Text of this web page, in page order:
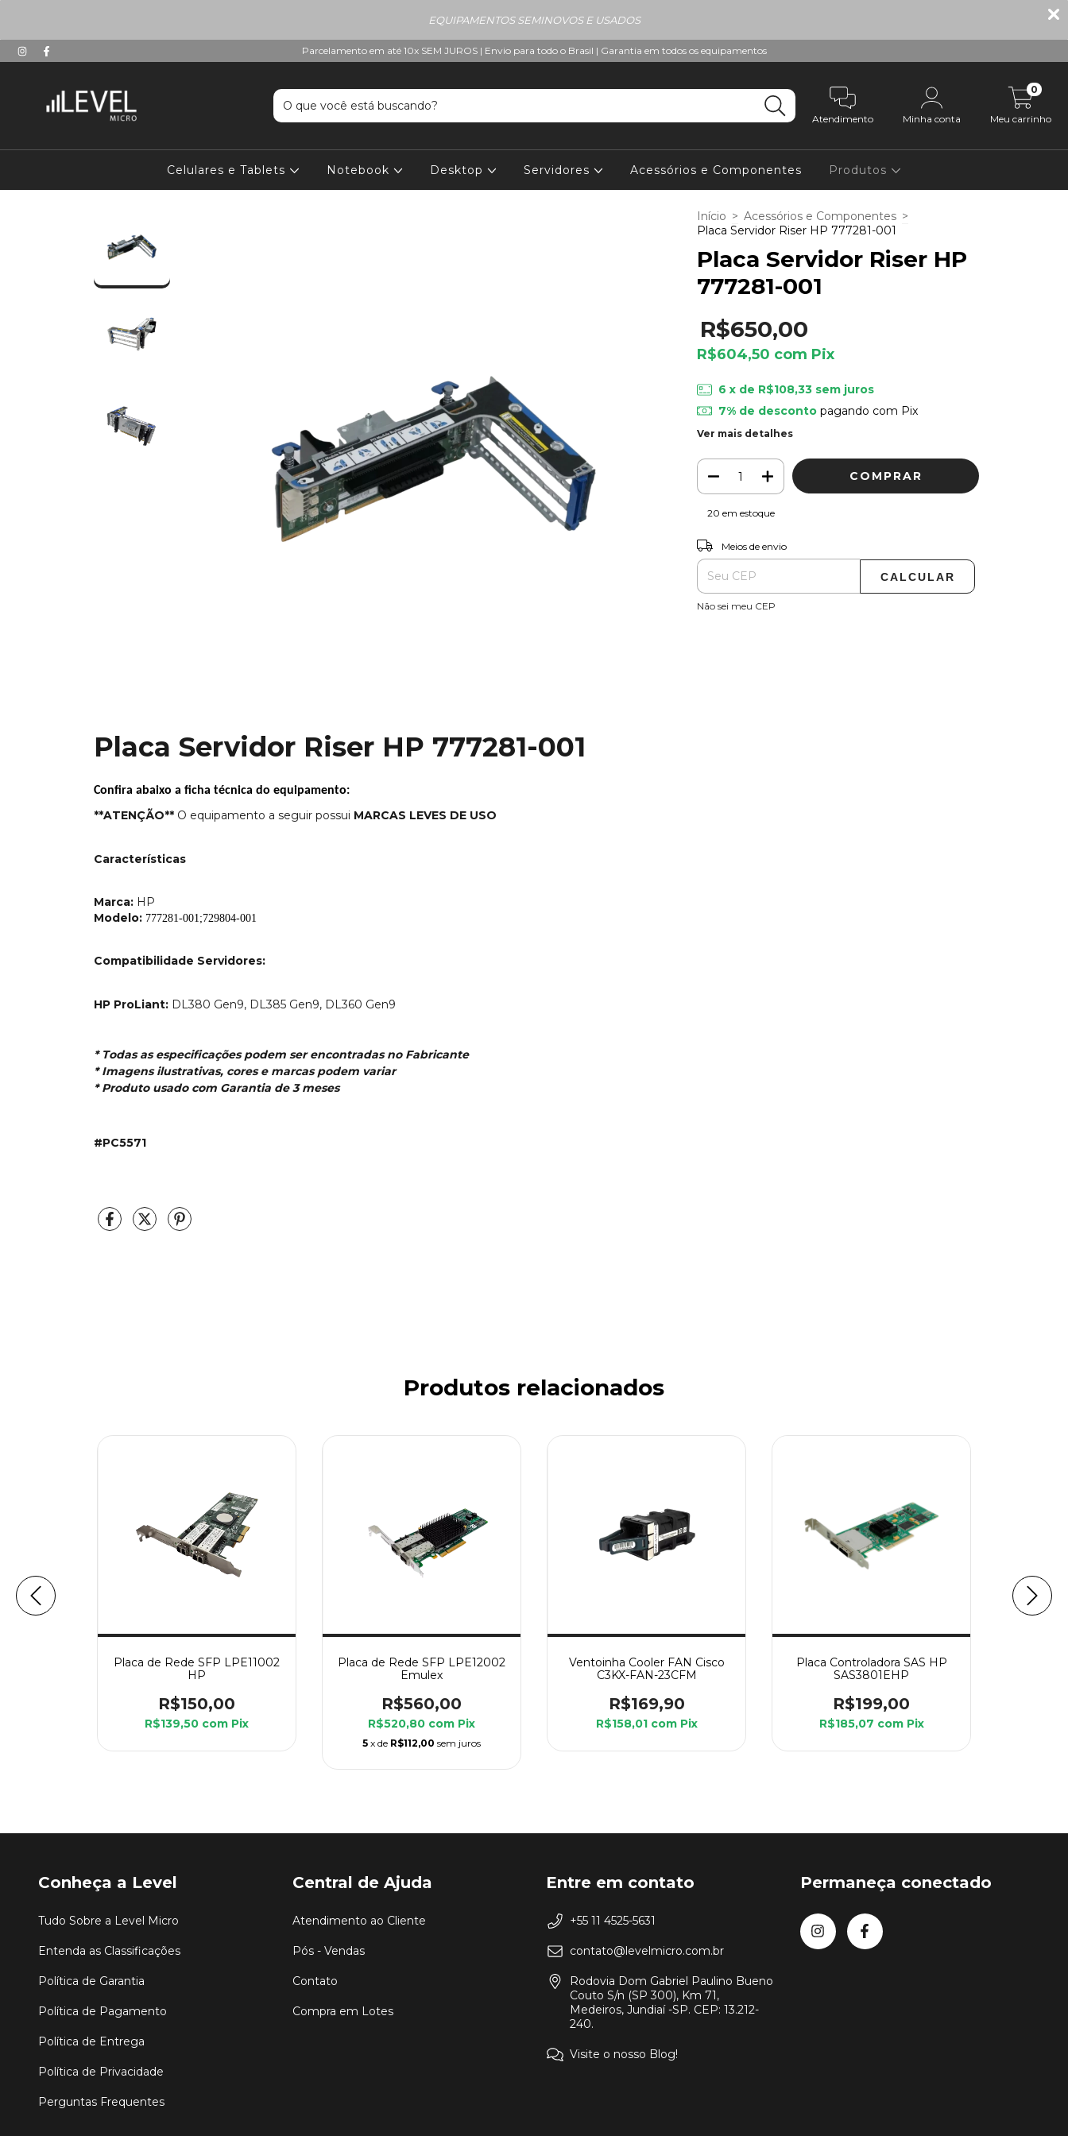
EQUIPAMENTOS SEMINOVOS E USADOS
Parcelamento em até 10x SEM JUROS | Envio para todo o Brasil | Garantia em todos os equipamentos
Atendimento Minha conta Meu carrinho
0
Celulares e Tablets Notebook Desktop Servidores Acessórios e Componentes Produtos
Placa Servidor Riser HP 777281-001
Confira abaixo a ficha técnica do equipamento:
**ATENÇÃO** O equipamento a seguir possui MARCAS LEVES DE USO
Características
Marca: HP
Modelo: 777281-001;729804-001
Compatibilidade Servidores:
HP ProLiant: DL380 Gen9, DL385 Gen9, DL360 Gen9
* Todas as especificações podem ser encontradas no Fabricante
* Imagens ilustrativas, cores e marcas podem variar
* Produto usado com Garantia de 3 meses
#PC5571
Início > Acessórios e Componentes >
Placa Servidor Riser HP 777281-001
Placa Servidor Riser HP
777281-001
R$650,00
R$604,50 com Pix
6 x de R$108,33 sem juros
7% de descontopagando com Pix
Ver mais detalhes
20 em estoque
Entregas para o CEP:
Meios de envio
CALCULAR
Não sei meu CEP
Produtos relacionados
Placa de Rede SFP LPE11002
HP
R$150,00
R$139,50 com Pix
Placa de Rede SFP LPE12002
Emulex
R$560,00
R$520,80 com Pix
5 x de R$112,00 sem juros
Ventoinha Cooler FAN Cisco
C3KX-FAN-23CFM
R$169,90
R$158,01 com Pix
Placa Controladora SAS HP
SAS3801EHP
R$199,00
R$185,07 com Pix
Conheça a Level
Tudo Sobre a Level Micro
Entenda as Classificações
Política de Garantia
Política de Pagamento
Política de Entrega
Política de Privacidade
Perguntas Frequentes
Central de Ajuda
Atendimento ao Cliente
Pós - Vendas
Contato
Compra em Lotes
Entre em contato
+55 11 4525-5631
contato@levelmicro.com.br
Rodovia Dom Gabriel Paulino Bueno
Couto S/n (SP 300), Km 71,
Medeiros, Jundiaí -SP. CEP: 13.212-
240.
Visite o nosso Blog!
Permaneça conectado